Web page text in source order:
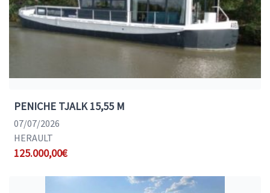
PENICHE TJALK 15,55 M
07/07/2026
HERAULT
125.000,00€